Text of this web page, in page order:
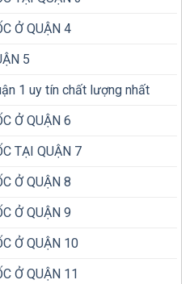
Ở QUẬN 4
5
1 uy tín chất lượng nhất
Ở QUẬN 6
TẠI QUẬN 7
Ở QUẬN 8
Ở QUẬN 9
Ở QUẬN 10
Ở QUẬN 11